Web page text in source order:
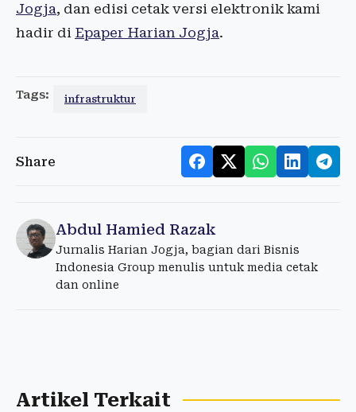
Jogja, dan edisi cetak versi elektronik kami
hadir di Epaper Harian Jogja.
Tags: infrastruktur
Share
Abdul Hamied Razak
Jurnalis Harian Jogja, bagian dari Bisnis
Indonesia Group menulis untuk media cetak
dan online
Artikel Terkait